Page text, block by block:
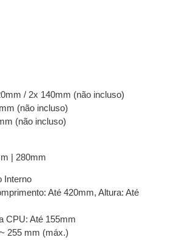
com
R$ 1.245,00
/ 2x 140mm (não incluso)
(não incluso)
(não incluso)
| 280mm
Interno
Até 420mm, Altura: Até
CPU: Até 155mm
255 mm (máx.)